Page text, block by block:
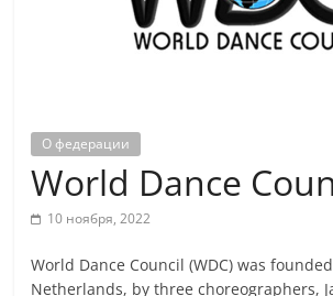
О федерации
World Dance
10 ноября, 2022
World Dance Council (WDC) was
Netherlands, by three choreographers,